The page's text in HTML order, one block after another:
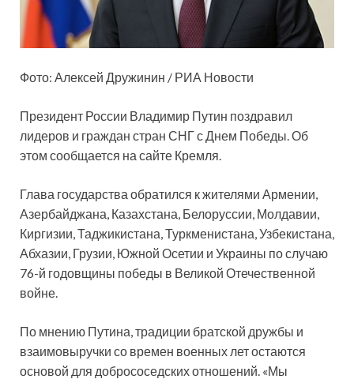
Фото: Алексей Дружинин / РИА Новости
Президент России Владимир Путин поздравил
лидеров и граждан стран СНГ с Днем Победы. Об
этом сообщается на сайте Кремля.
Глава государства обратился к жителями Армении,
Азербайджана, Казахстана, Белоруссии, Молдавии,
Киргизии, Таджикистана, Туркменистана, Узбекистана,
Абхазии, Грузии, Южной Осетии и Украины по случаю
76-й годовщины победы в Великой Отечественной
войне.
По мнению Путина, традиции братской дружбы и
взаимовыручки со времен военных лет остаются
основой для добрососедских отношений. «Мы